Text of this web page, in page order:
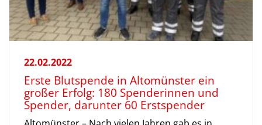
22.02.2022
Erste Blutspende in Altomünster ein
großer Erfolg: 180 Spenderinnen und
Spender, darunter 60 Erstspender